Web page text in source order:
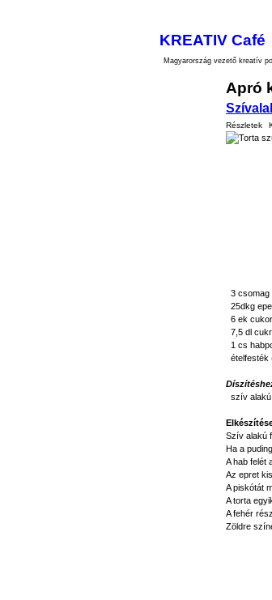
KREATIV Café
Magyarország vezető kreatív
Apró
Részletek
3 csomag
25dkg
6 ek cukor
7,5 dl
1 cs
ételfesték
szív
Szív alakú
Ha a
A hab felét
Az epret
A piskótát
A torta
A fehér
Zöldre